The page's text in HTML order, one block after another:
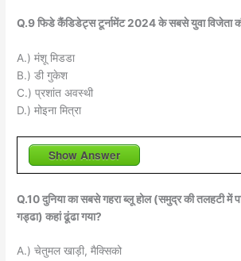
Q.9 फिडे कैंडिडेट्स टूर्नामेंट 2024 के सबसे युवा विजेता
A.) मंशू मिडडा
B.) डी गुकेश
C.) प्रशांत अवस्थी
D.) मोइना मित्रा
Show Answer
Q.10 दुनिया का सबसे गहरा ब्लू होल (समुद्र की तलहटी में
गड्ढा) कहां ढूंढा गया?
A.) चेतुमल खाड़ी, मैक्सिको